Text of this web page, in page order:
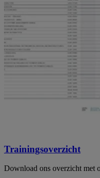
Trainingsoverzicht
Download ons overzicht met